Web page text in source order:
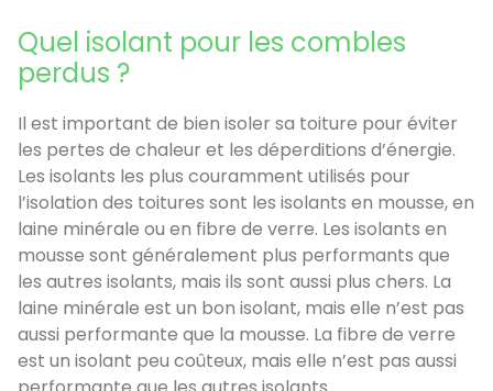
Quel isolant pour les combles
perdus ?
Il est important de bien isoler sa toiture pour éviter
les pertes de chaleur et les déperditions d’énergie.
Les isolants les plus couramment utilisés pour
l’isolation des toitures sont les isolants en mousse, en
laine minérale ou en fibre de verre. Les isolants en
mousse sont généralement plus performants que
les autres isolants, mais ils sont aussi plus chers. La
laine minérale est un bon isolant, mais elle n’est pas
aussi performante que la mousse. La fibre de verre
est un isolant peu coûteux, mais elle n’est pas aussi